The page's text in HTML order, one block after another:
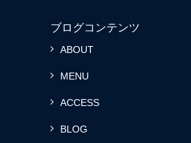
ブログコンテンツ
ABOUT
MENU
ACCESS
BLOG